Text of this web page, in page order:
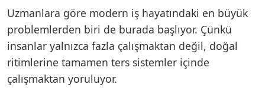
Uzmanlara göre modern iş hayatındaki en büyük
problemlerden biri de burada başlıyor. Çünkü
insanlar yalnızca fazla çalışmaktan değil, doğal
ritimlerine tamamen ters sistemler içinde
çalışmaktan yoruluyor.